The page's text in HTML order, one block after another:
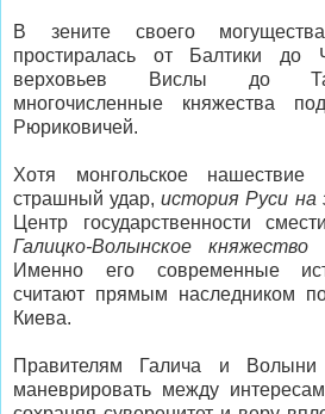
В зените своего
простиралась от Балтики
верховьев Вислы до
многочисленные княжества
Рюриковичей.
Хотя монгольское
страшный удар,история Руси на
Центр государственности
Галицко-Волынское княжество
Именно его современные
считают прямым наследником
Киева.
Правителям Галича и Волыни
маневрировать между